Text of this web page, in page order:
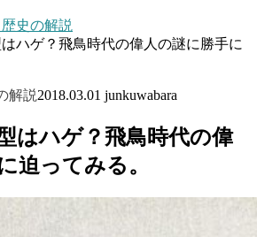
史の解説
ハゲ？飛鳥時代の偉人の謎に勝手に
解説2018.03.01 junkuwabara
はハゲ？飛鳥時代の偉
迫ってみる。